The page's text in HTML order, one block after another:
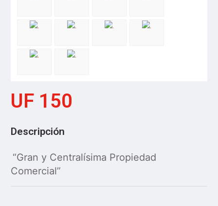
UF 150
Descripción
“Gran y Centralísima Propiedad
Comercial”